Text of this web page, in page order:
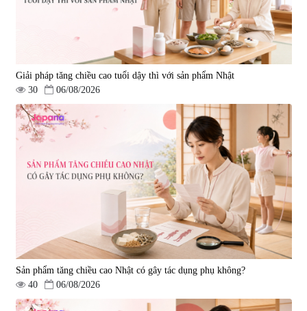
Tẩy tế bào chết Nichiei Bussan
Nano NMN+ Peeling Gel
Luxury 200g
| 0
1.490.000 đ
Viên uống hỗ trợ bền thành
mạch, ngừa tai biến Elastin Plus
& Nattokinase Hokoen 80 viên
|0
980.000 đ
Giải pháp tăng chiều cao tuổi dậy thì với sản phẩm Nhật
30
06/08/2026
Sản phẩm tăng chiều cao Nhật có gây tác dụng phụ không?
40
06/08/2026